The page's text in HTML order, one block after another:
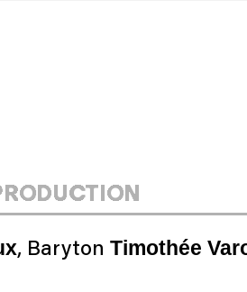
, Baryton Timothée